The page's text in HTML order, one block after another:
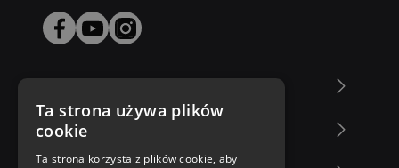
Zakupy u nas
Ta strona używa plików
cookie
Ta strona korzysta z plików cookie, aby